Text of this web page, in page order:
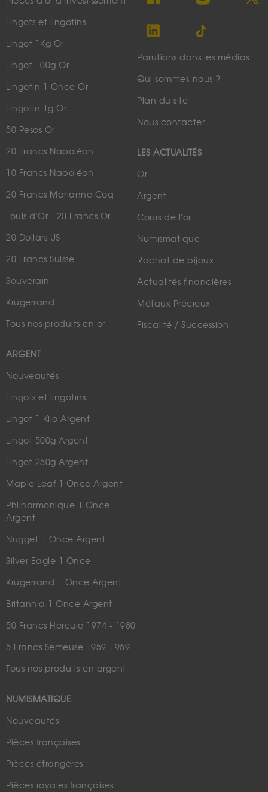
Lingots et lingotins
Lingot 1Kg Or
Lingot 100g Or
Lingotin 1 Once Or
Lingotin 1g Or
50 Pesos Or
20 Francs Napoléon
10 Francs Napoléon
20 Francs Marianne Coq
Louis d'Or - 20 Francs Or
20 Dollars US
20 Francs Suisse
Souverain
Krugerrand
Tous nos produits en or
ARGENT
Nouveautés
Lingots et lingotins
Lingot 1 Kilo Argent
Lingot 500g Argent
Lingot 250g Argent
Maple Leaf 1 Once Argent
Philharmonique 1 Once
Argent
Nugget 1 Once Argent
Silver Eagle 1 Once
Krugerrand 1 Once Argent
Britannia 1 Once Argent
50 Francs Hercule 1974 - 1980
5 Francs Semeuse 1959-1969
Tous nos produits en argent
NUMISMATIQUE
Nouveautés
Pièces françaises
Pièces étrangères
Pièces royales françaises
Parutions dans les médias
Qui sommes-nous ?
Plan du site
Nous contacter
LES ACTUALITÉS
Or
Argent
Cours de l'or
Numismatique
Rachat de bijoux
Actualités financières
Métaux Précieux
Fiscalité / Succession